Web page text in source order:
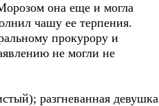
она еще и могла
чашу ее терпения.
прокурору и
не могли не
разгневанная девушка